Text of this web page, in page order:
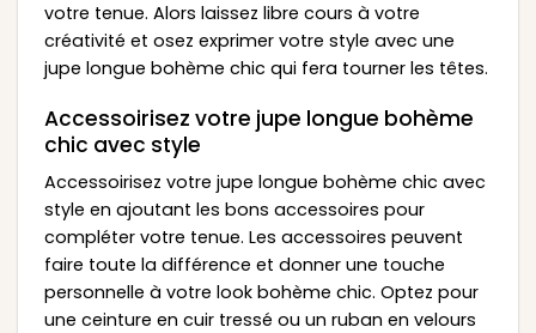
votre tenue. Alors laissez libre cours à votre
créativité et osez exprimer votre style avec une
jupe longue bohème chic qui fera tourner les têtes.
Accessoirisez votre jupe longue bohème
chic avec style
Accessoirisez votre jupe longue bohème chic avec
style en ajoutant les bons accessoires pour
compléter votre tenue. Les accessoires peuvent
faire toute la différence et donner une touche
personnelle à votre look bohème chic. Optez pour
une ceinture en cuir tressé ou un ruban en velours